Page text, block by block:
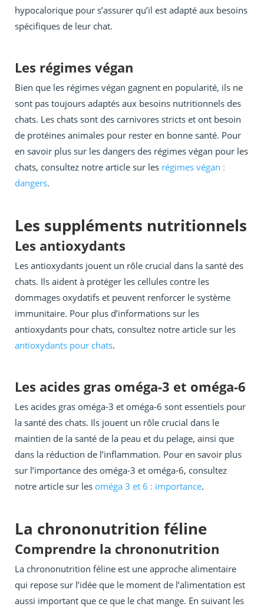
hypocalorique pour s’assurer qu’il est adapté aux besoins
spécifiques de leur chat.
Les régimes végan
Bien que les régimes végan gagnent en popularité, ils ne
sont pas toujours adaptés aux besoins nutritionnels des
chats. Les chats sont des carnivores stricts et ont besoin
de protéines animales pour rester en bonne santé. Pour
en savoir plus sur les dangers des régimes végan pour les
chats, consultez notre article sur les régimes végan :
dangers.
Les suppléments nutritionnels
Les antioxydants
Les antioxydants jouent un rôle crucial dans la santé des
chats. Ils aident à protéger les cellules contre les
dommages oxydatifs et peuvent renforcer le système
immunitaire. Pour plus d’informations sur les
antioxydants pour chats, consultez notre article sur les
antioxydants pour chats.
Les acides gras oméga-3 et oméga-6
Les acides gras oméga-3 et oméga-6 sont essentiels pour
la santé des chats. Ils jouent un rôle crucial dans le
maintien de la santé de la peau et du pelage, ainsi que
dans la réduction de l’inflammation. Pour en savoir plus
sur l’importance des oméga-3 et oméga-6, consultez
notre article sur les oméga 3 et 6 : importance.
La chrononutrition féline
Comprendre la chrononutrition
La chrononutrition féline est une approche alimentaire
qui repose sur l’idée que le moment de l’alimentation est
aussi important que ce que le chat mange. En suivant les